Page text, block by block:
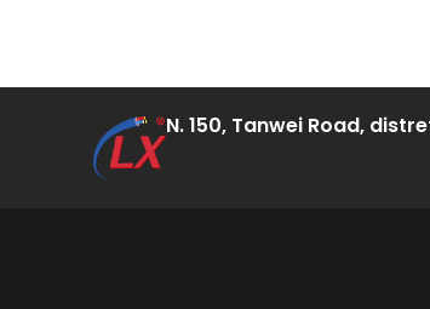
N. 150, Tanwei Road,